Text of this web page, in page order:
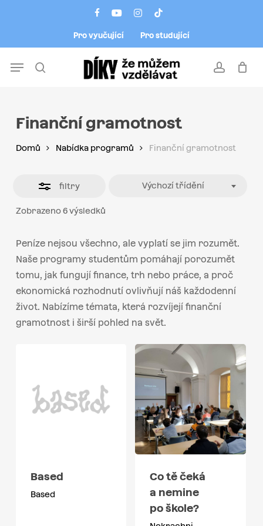
facebookyoutubeinstagram
tiktok
Pro vyučující Pro studující
account
Menu
Finanční gramotnost
Domů Nabídka programů Finanční gramotnost
filtry
Zobrazeno 6 výsledků
Výchozí třídění
Peníze nejsou všechno, ale vyplatí se jim rozumět.
Naše programy studentům pomáhají porozumět
tomu, jak fungují finance, trh nebo práce, a proč
ekonomická rozhodnutí ovlivňují náš každodenní
život. Nabízíme témata, která rozvíjejí finanční
gramotnost i širší pohled na svět.
Based
Based
Co tě čeká
a nemine
po škole?